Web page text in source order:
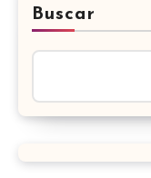
Buscar